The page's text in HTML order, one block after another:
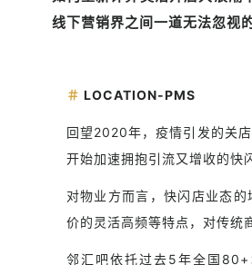
线下营销界之间一道无法忽视
＃ LOCATION-PMS
回望2020年，疫情引发的关
开始加速拥抱引流又增收的快
对物业方而言，快闪店业态
价的灵活高频等特点，对传统
邻汇吧依托过去5年全国